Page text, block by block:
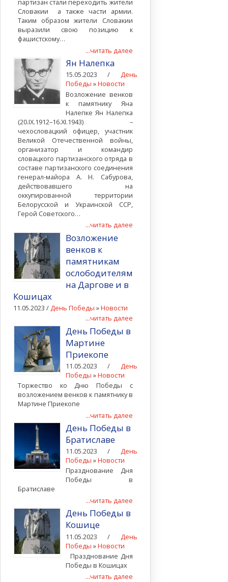
партизан стали переходить жители
Словакии а также части армии.
Таким образом жители Словакии
выразили свою позицию к
фашистскому…
...читать далее
Ян Налепка
15.05.2023 / День
Победы »Новости
Возложение венков
к памятнику Яна
Налепке Ян Налепка
(20.IX.1912–16.XI.1943) –
чехословацкий офицер, участник
Великой Отечественной войны,
организатор и командир
словацкого партизанского отряда в
составе партизанского соединения
генерал-майора А. Н. Сабурова,
действовавшего на
оккупированной территории
Белорусской и Украинской ССР,
Герой Советского…
...читать далее
Возложение
венков к
памятникам
ослободителям
на Даргове и в
Кошицах
11.05.2023 /День Победы »Новости
...читать далее
День Победы в
Мартине
Приекопе
11.05.2023 / День
Победы »Новости
Торжество ко Дню Победы с
возложением венков к памятнику в
Мартине Приекопе
...читать далее
День Победы в
Братиславе
11.05.2023 / День
Победы »Новости
Празднование Дня
Победы в
Братиславе
...читать далее
День Победы в
Кошице
11.05.2023 / День
Победы »Новости
Празднование Дня
Победы в Кошицах
...читать далее